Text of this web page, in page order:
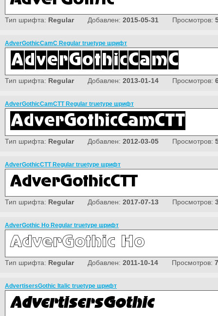
Тип шрифта: RegularДобавлен: 2015-05-31 Просмотров:
AdverGothicCamC Regular truetype шрифт
Тип шрифта: RegularДобавлен: 2013-01-14 Просмотров:
AdverGothicCamCTT Regular truetype шрифт
Тип шрифта: RegularДобавлен: 2012-03-05 Просмотров:
AdverGothicCTT Regular truetype шрифт
Тип шрифта: RegularДобавлен: 2017-07-13 Просмотров:
AdverGothic Ho Regular truetype шрифт
Тип шрифта: RegularДобавлен: 2011-10-14 Просмотров:
AdvertisersGothic Italic truetype шрифт